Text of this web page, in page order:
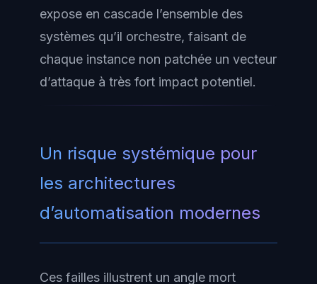
expose en cascade l’ensemble des
systèmes qu’il orchestre, faisant de
chaque instance non patchée un vecteur
d’attaque à très fort impact potentiel.
Un risque systémique pour
les architectures
d’automatisation modernes
Ces failles illustrent un angle mort